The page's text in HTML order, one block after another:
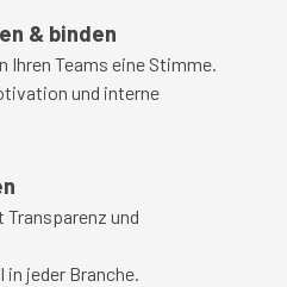
& binden
Ihren Teams eine Stimme.
und interne
und
jeder Branche.